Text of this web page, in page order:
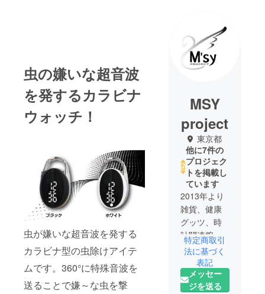
虫の嫌いな超音波
を発するカラビナ
ウォッチ！
虫が嫌いな超音波を発する
カラビナ型の虫除けアイテ
ムです。360°に特殊⾳波を
送ることで嫌～な虫を撃
MSY
project
東京都
他に7件の
プロジェク
トを掲載し
ています
2013年より
雑貨、健康
グッツ、時
計関連腕の
製造・卸販
売を中心に
様々なグッ
ズを企画・
特定商取引
法に基づく
表記
メッセー
ジを送る